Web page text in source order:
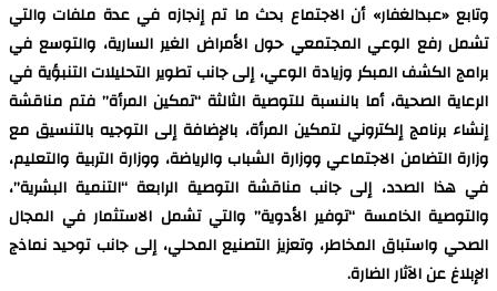
وتابع «عبدالغفار» أن الاجتماع بحث ما تم إنجازه في عدة ملفات والتي
تشمل رفع الوعي المجتمعي حول الأمراض الغير السارية، والتوسع في
برامج الكشف المبكر وزيادة الوعي، إلى جانب تطوير التحليلات التنبؤية في
الرعاية الصحية، أما بالنسبة للتوصية الثالثة “تمكين المرأة” فتم مناقشة
إنشاء برنامج إلكتروني لتمكين المرأة، بالإضافة إلى التوجيه بالتنسيق مع
وزارة التضامن الاجتماعي ووزارة الشباب والرياضة، ووزارة التربية والتعليم،
في هذا الصدد، إلى جانب مناقشة التوصية الرابعة “التنمية البشرية”،
والتوصية الخامسة “توفير الأدوية” والتي تشمل الاستثمار في المجال
الصحي واستباق المخاطر، وتعزيز التصنيع المحلي، إلى جانب توحيد نماذج
الإبلاغ عن الآثار الضارة.